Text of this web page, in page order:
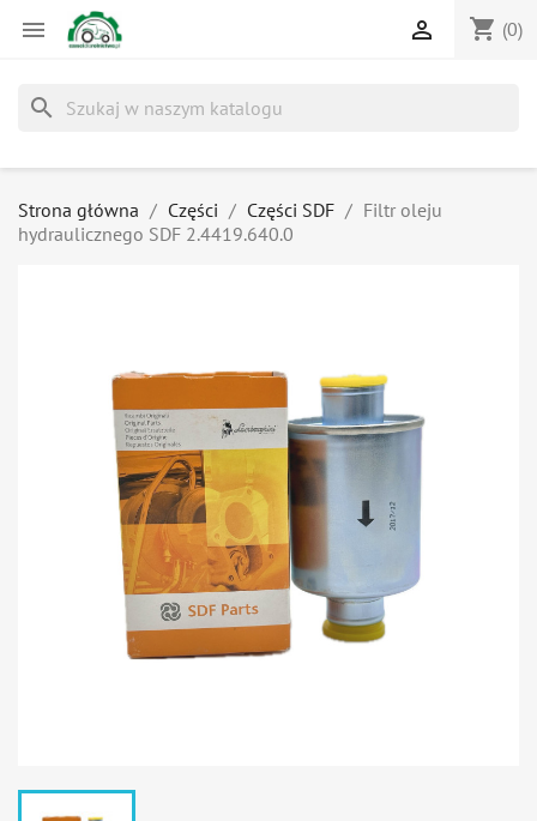
 shopping_cart (0)

search
Strona główna Części Części SDF
Filtr oleju
hydraulicznego SDF 2.4419.640.0